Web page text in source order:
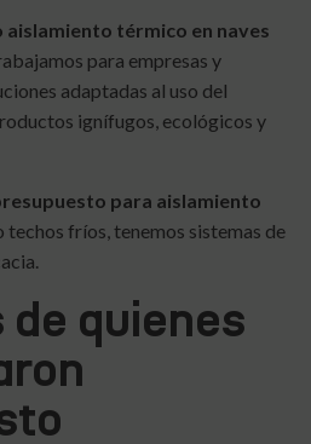
térmico en naves
para empresas y
adaptadas al uso del
ignífugos, ecológicos y
para aislamiento
techos fríos, tenemos sistemas de
de quienes